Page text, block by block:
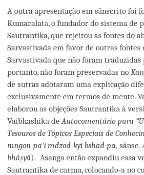
A outra apresentação em sânscrito foi
Kumaralata, o fundador do sistema de
Sautrantika, que rejeitou as fontes do
Sarvastivada em favor de outras fontes
Sarvastivada que não foram traduzidas
portanto, não foram preservadas no
de sutras adotaram uma explicação
exclusivamente em termos de mente.
elaborou as objeções Sautrantika à
Vaibhashika de Autocomentário para
Tesouros de Tópicos Especiais de
mngon-pa'i mdzod-kyi bshad-pa, sânsc.
bhāṣyā). Asanga então expandiu essa
Sautrantika de carma, colocando-a no